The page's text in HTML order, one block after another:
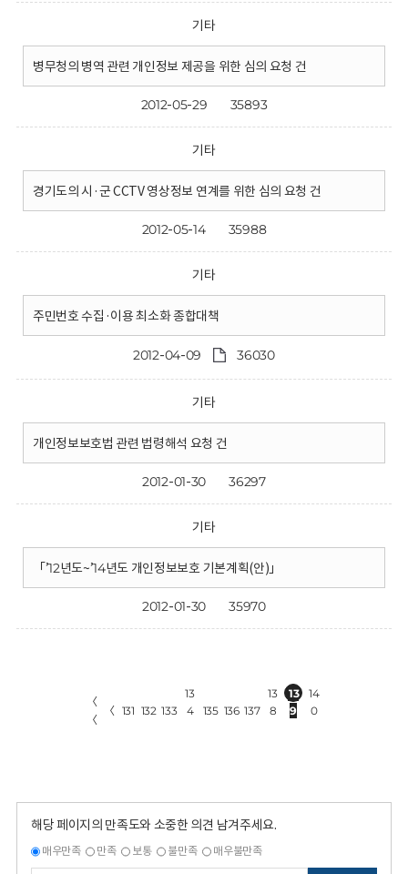
기타
병무청의 병역 관련 개인정보 제공을 위한 심의 요청 건
2012-05-29 35893
기타
경기도의 시·군 CCTV 영상정보 연계를 위한 심의 요청 건
2012-05-14 35988
기타
주민번호 수집·이용 최소화 종합대책
2012-04-09 36030
기타
개인정보보호법 관련 법령해석 요청 건
2012-01-30 36297
기타
「’12년도~’14년도 개인정보보호 기본계획(안)」
2012-01-30 35970
〈
〈
〈 131 132 133
13
4
135 136 137
13
8
13
9
14
0
해당 페이지의 만족도와 소중한 의견 남겨주세요.
매우만족 만족 보통 불만족 매우불만족